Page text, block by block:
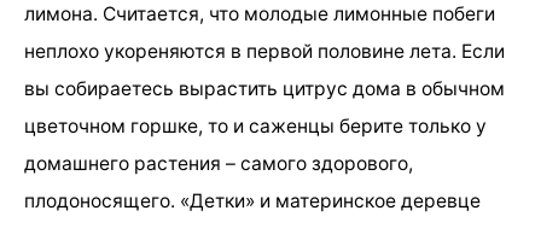
лимона. Считается, что молодые лимонные побеги
неплохо укореняются в первой половине лета. Если
вы собираетесь вырастить цитрус дома в обычном
цветочном горшке, то и саженцы берите только у
домашнего растения – самого здорового,
плодоносящего. «Детки» и материнское деревце